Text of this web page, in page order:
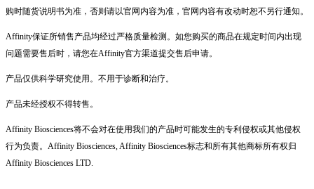
购时随货说明书为准，否则请以官网内容为准，官网内容有改动时恕不另行通知。
Affinity保证所销售产品均经过严格质量检测。如您购买的商品在规定时间内出现
问题需要售后时，请您在Affinity官方渠道提交售后申请。
产品仅供科学研究使用。不用于诊断和治疗。
产品未经授权不得转售。
Affinity Biosciences将不会对在使用我们的产品时可能发生的专利侵权或其他侵权
行为负责。Affinity Biosciences, Affinity Biosciences标志和所有其他商标所有权归
Affinity Biosciences LTD.